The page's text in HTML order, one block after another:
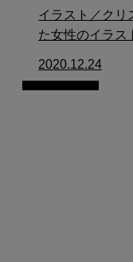
イラスト／クリ
た女性のイラス
2020.12.24